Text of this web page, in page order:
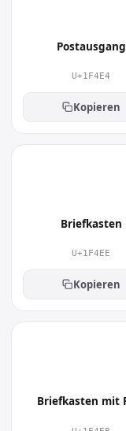
Postausgang
U+1F4E4
Kopieren
Briefkasten
U+1F4EE
Kopieren
Briefkasten mit